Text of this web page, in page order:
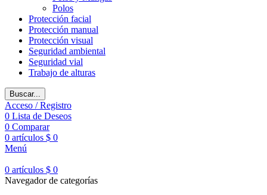
Polos
Protección facial
Protección manual
Protección visual
Seguridad ambiental
Seguridad vial
Trabajo de alturas
Buscar...
Acceso / Registro
0 Lista de Deseos
0 Comparar
0 artículos $ 0
Menú
0 artículos $ 0
Navegador de categorías